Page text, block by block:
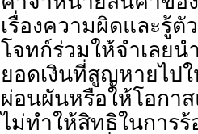
เรื่องความผิดและรู้
โจทก์ร่วมให้จำเลย
ยอดเงินที่สูญหายไป
ผ่อนผันหรือให้โอกา
ไม่ทำให้สิทธิในการ